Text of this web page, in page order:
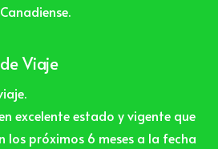
Viaje
excelente estado y vigente que
los próximos 6 meses a la fecha